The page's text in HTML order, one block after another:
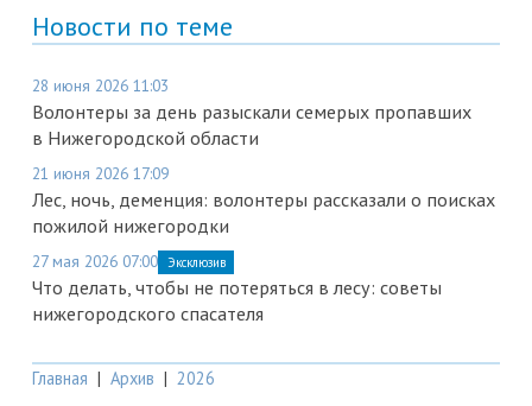
Новости по теме
28 июня 2026 11:03
Волонтеры за день разыскали семерых пропавших
в Нижегородской области
21 июня 2026 17:09
Лес, ночь, деменция: волонтеры рассказали о поисках
пожилой нижегородки
27 мая 2026 07:00 Эксклюзив
Что делать, чтобы не потеряться в лесу: советы
нижегородского спасателя
Главная | Архив | 2026